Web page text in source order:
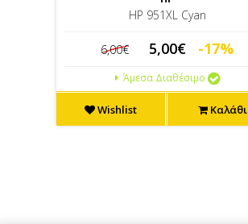
HP 951XL Cyan
6,00€ 5,00€ -17%
Άμεσα Διαθέσιμο
Wishlist Καλάθι